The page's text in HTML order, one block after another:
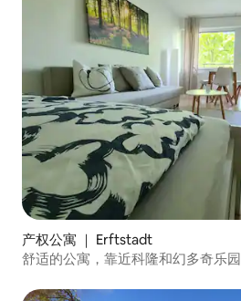
产权公寓 ｜ Erftstadt
舒适的公寓，靠近科隆和幻多奇乐园